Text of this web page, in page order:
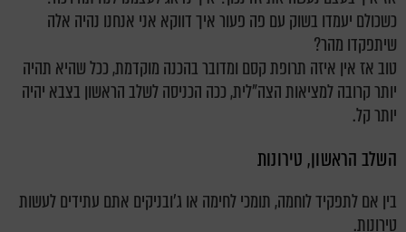
כשכולם יעמדו בשוק עם פה פעור איך דווקא אני אנחנו נהיה אלה
שיתפקדו מהר?
טוב אז אין איזה תרופת קסם ומדובר בהכנה מוקדמת, ככל שהיא תהיה
יותר קרובה למציאות הצה"לית, ככה הכניסה לשלב הראשון בצבא יהיה
יותר קל.
השלב הראשון, טירונות
בין אם לתפקיד לוחמה, תומכי לחימה או ג'ובניקים אתם עתידים לעשות
טירונות.